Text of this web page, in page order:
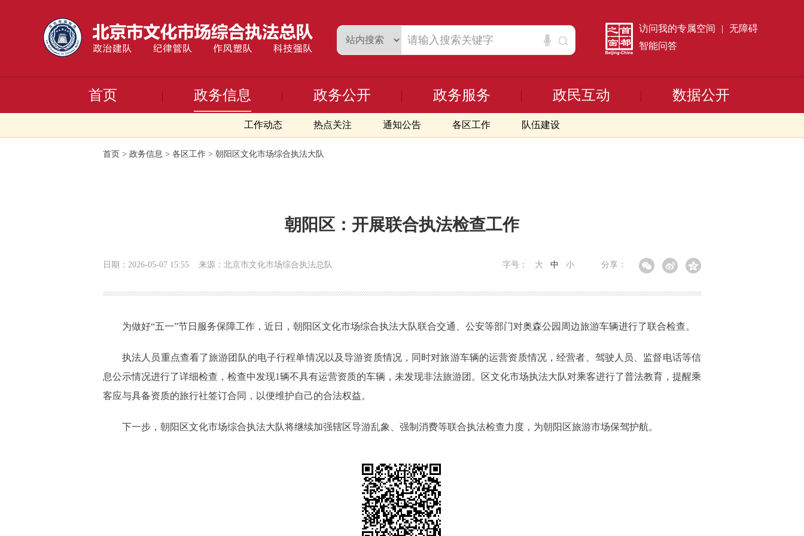
访问我的专属空间 |
无障碍
智能问答
首页 政务信息
工作动态 热点关注 通知公告 各区工作 队伍建设
政务公开 政务服务 政民互动 数据公开
首页 > 政务信息 > 各区工作 > 朝阳区文化市场综合执法大队
朝阳区：开展联合执法检查工作
日期：2026-05-07 15:55 来源：北京市文化市场综合执法总队 分享：
字号： 大 中 小
为做好“五一”节日服务保障工作，近日，朝阳区文化市场综合执法大队联合交通、公安等部门对奥森公园周边旅游车辆进行了联合检查。
执法人员重点查看了旅游团队的电子行程单情况以及导游资质情况，同时对旅游车辆的运营资质情况，经营者、驾驶人员、监督电话等信
息公示情况进行了详细检查，检查中发现1辆不具有运营资质的车辆，未发现非法旅游团。区文化市场执法大队对乘客进行了普法教育，提醒乘
客应与具备资质的旅行社签订合同，以便维护自己的合法权益。
下一步，朝阳区文化市场综合执法大队将继续加强辖区导游乱象、强制消费等联合执法检查力度，为朝阳区旅游市场保驾护航。